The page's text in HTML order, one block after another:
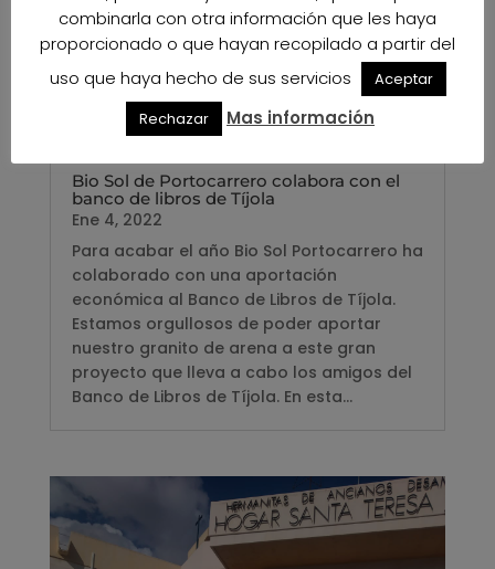
Bio Sol de Portocarrero colabora con el
banco de libros de Tíjola
Ene 4, 2022
Para acabar el año Bio Sol Portocarrero ha
colaborado con una aportación
económica al Banco de Libros de Tíjola.
Estamos orgullosos de poder aportar
nuestro granito de arena a este gran
proyecto que lleva a cabo los amigos del
Banco de Libros de Tíjola. En esta...
combinarla con otra información que les haya
proporcionado o que hayan recopilado a partir del
uso que haya hecho de sus servicios
Aceptar
Rechazar
Mas información